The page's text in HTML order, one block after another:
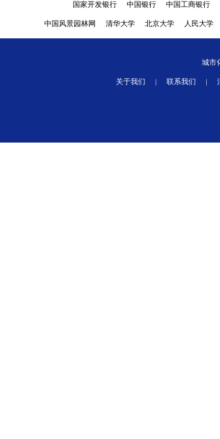
国家开发银行 中国银行 中国工商银行
中国风景园林网 清华大学 北京大学 人民大学
城市
关于我们 | 联系我们 |